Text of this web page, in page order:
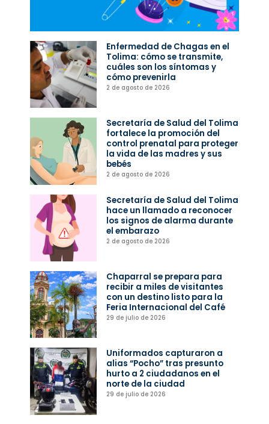
Enfermedad de Chagas en el
Tolima: cómo se transmite,
cuáles son los síntomas y
cómo prevenirla
2 de agosto de 2026
Secretaría de Salud del Tolima
fortalece la promoción del
control prenatal para proteger
la vida de las madres y sus
bebés
2 de agosto de 2026
Secretaría de Salud del Tolima
hace un llamado a reconocer
los signos de alarma durante
el embarazo
2 de agosto de 2026
Chaparral se prepara para
recibir a miles de visitantes
con un destino listo para la
Feria Internacional del Café
29 de julio de 2026
Uniformados capturaron a
alias “Pocho” tras presunto
hurto a 2 ciudadanos en el
norte de la ciudad
29 de julio de 2026